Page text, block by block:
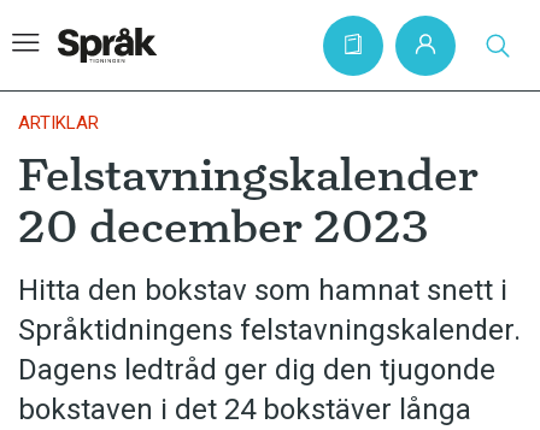
Hem
Artiklar
Krönikor
Språkfrågor
Skrivtips
Bokrecensioner
ARTIKLAR
Felstavningskalender
20 december 2023
Hitta den bokstav som hamnat snett i
Språktidningens felstavningskalender.
Dagens ledtråd ger dig den tjugonde
bokstaven i det 24 bokstäver långa